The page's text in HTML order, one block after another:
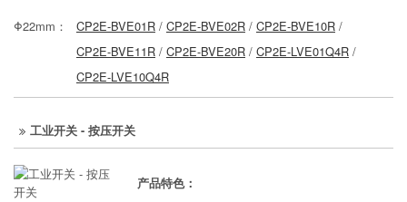
Φ22mm： CP2E-BVE01R / CP2E-BVE02R / CP2E-BVE10R /
CP2E-BVE11R / CP2E-BVE20R / CP2E-LVE01Q4R /
CP2E-LVE10Q4R
工业开关 - 按压开关
产品特色：